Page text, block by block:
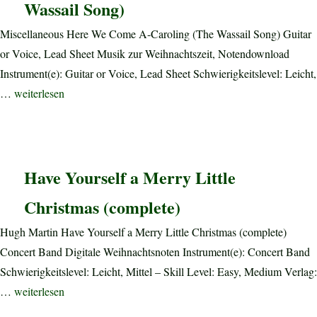
Wassail Song)
Miscellaneous Here We Come A-Caroling (The Wassail Song) Guitar
or Voice, Lead Sheet Musik zur Weihnachtszeit, Notendownload
Instrument(e): Guitar or Voice, Lead Sheet Schwierigkeitslevel: Leicht,
… „Here We Come A-Caroling (The Wassail Song)“
weiterlesen
Have Yourself a Merry Little
Christmas (complete)
Hugh Martin Have Yourself a Merry Little Christmas (complete)
Concert Band Digitale Weihnachtsnoten Instrument(e): Concert Band
Schwierigkeitslevel: Leicht, Mittel – Skill Level: Easy, Medium Verlag:
… „Have Yourself a Merry Little Christmas (complete)“
weiterlesen